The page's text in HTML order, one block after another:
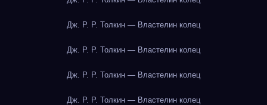
Дж. Р. Р. Толкин — Властелин колец
Дж. Р. Р. Толкин — Властелин колец
Дж. Р. Р. Толкин — Властелин колец
Дж. Р. Р. Толкин — Властелин колец